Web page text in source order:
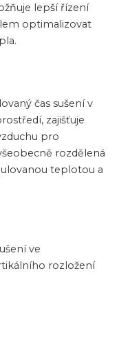
lepší řízení
optimalizovat
čas sušení v
zajišťuje
pro
rozdělená
teplotou a
ve
rozložení